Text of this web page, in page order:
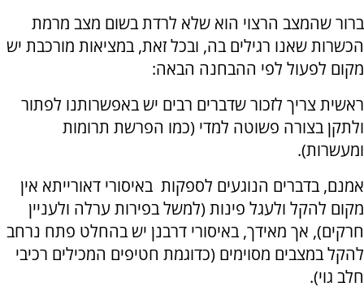
ברור שהמצב הרצוי הוא שלא לרדת בשום מצב מרמת
הכשרות שאנו רגילים בה, ובכל זאת, במציאות מורכבת יש
מקום לפעול לפי ההבחנה הבאה:
ראשית צריך לזכור שדברים רבים יש באפשרותנו לפתור
ולתקן בצורה פשוטה למדי (כמו הפרשת תרומות
ומעשרות).
אמנם, בדברים הנוגעים לספקות באיסורי דאורייתא אין
מקום להקל ולעגל פינות (למשל בפירות ערלה ולעניין
חרקים), אך מאידך, באיסורי דרבנן יש בהחלט פתח נרחב
להקל במצבים מסוימים (כדוגמת חטיפים המכילים רכיבי
חלב גוי).